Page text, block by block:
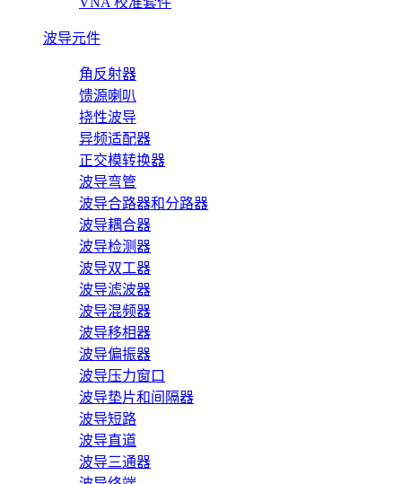
波导元件
角反射器
馈源喇叭
挠性波导
异频适配器
正交模转换器
波导弯管
波导合路器和分路器
波导耦合器
波导检测器
波导双工器
波导滤波器
波导混频器
波导移相器
波导偏振器
波导压力窗口
波导垫片和间隔器
波导短路
波导直道
波导三通器